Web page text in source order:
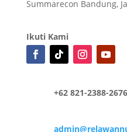
Summarecon Bandung,
Ikuti Kami
+62 821-2388-